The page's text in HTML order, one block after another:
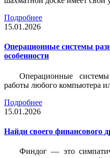
Подробнее
15.01.2026
Операционные системы
особенности
Операционные
работы любого компьютера
Подробнее
15.01.2026
Найди своего финансового
Финдог — это